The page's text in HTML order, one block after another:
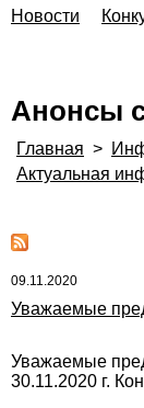
Новости
Анонсы
Главная >
Актуальная
09.11.2020
Уважаемые
Уважаемые
30.11.2020 г.